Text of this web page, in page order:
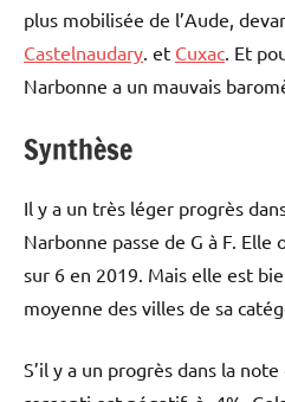
plus mobilisée de l’Aude,
Castelnaudary. et Cuxac. Et
Narbonne a un mauvais
Synthèse
Il y a un très léger progrès
Narbonne passe de G à F.
sur 6 en 2019. Mais elle est
moyenne des villes de sa
S’il y a un progrès dans la